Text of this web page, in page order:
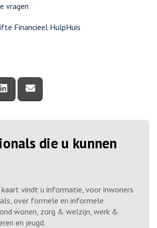
vragen
Financieel HulpHuis
via Facebook
deze pagina via Twitter
Deel deze pagina via LinkedIn
die u kunnen
kaart vindt u informatie, voor inwoners
over formele en informele
wonen, zorg & welzijn, werk &
en jeugd.